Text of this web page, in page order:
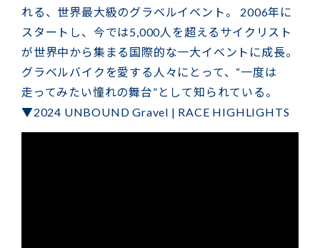
れる、世界最大級のグラベルイベント。 2006年に
スタートし、今では5,000人を超えるサイクリスト
が世界中から集まる国際的な一大イベントに成長。
グラベルバイクを愛する人々にとって、“一度は
走ってみたい憧れの舞台”として知られている。
▼2024 UNBOUND Gravel | RACE HIGHLIGHTS